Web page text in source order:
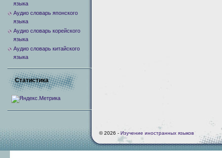
языка
Аудио словарь японского
языка
Аудио словарь корейского
языка
Аудио словарь китайского
языка
Статистика
© 2026 - Изучение иностранных языков